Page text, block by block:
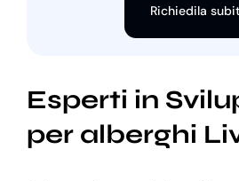
Richiedila
Esperti in
per alberghi